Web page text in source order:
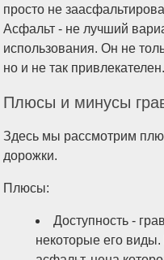
просто не
Асфальт - не лучший
использования. Он не
но и не так привлекателен.
Плюсы и минусы
Здесь мы рассмотрим
дорожки.
Плюсы:
Доступность -
некоторые его